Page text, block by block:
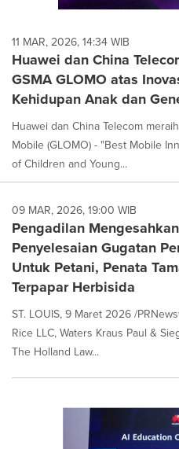
11 MAR, 2026, 14:34 WIB
Huawei dan China
GSMA GLOMO atas
Kehidupan Anak dan
Huawei dan China Telecom
Mobile (GLOMO) - "Best Mobile
of Children and Young...
09 MAR, 2026, 19:00 WIB
Pengadilan
Penyelesaian Gugatan
Untuk Petani, Penata
Terpapar Herbisida
ST. LOUIS, 9 Maret 2026 /
Rice LLC, Waters Kraus Paul &
The Holland Law...